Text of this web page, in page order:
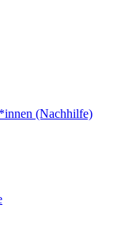
(Nachhilfe)